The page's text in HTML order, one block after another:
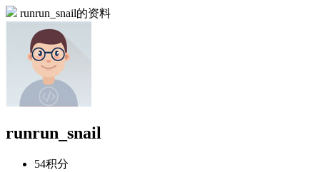
runrun_snail的资料
runrun_snail
54积分